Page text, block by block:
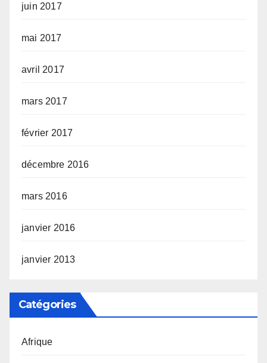
juin 2017
mai 2017
avril 2017
mars 2017
février 2017
décembre 2016
mars 2016
janvier 2016
janvier 2013
Catégories
Afrique